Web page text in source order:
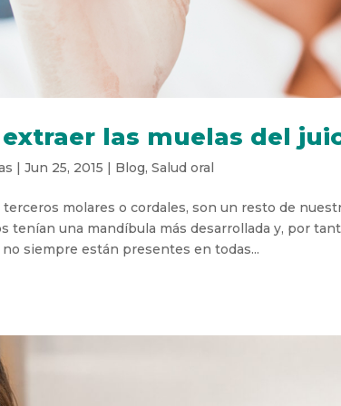
extraer las muelas del
|Jun 25, 2015 Blog,Salud oral
terceros molares o cordales, son un resto de
tenían una mandíbula más desarrollada y, por
no siempre están presentes en todas...